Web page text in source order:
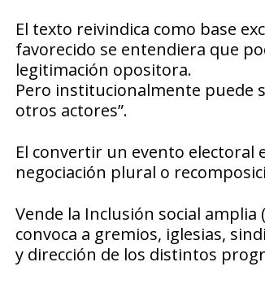
El texto reivindica como base
favorecido se entendiera que
legitimación opositora.
Pero institucionalmente puede
otros actores”.
El convertir un evento electoral
negociación plural o
Vende la Inclusión social
convoca a gremios, iglesias,
y dirección de los distintos